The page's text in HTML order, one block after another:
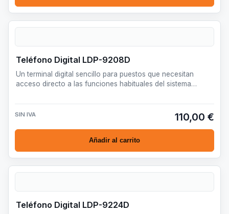
Teléfono Digital LDP-9208D
Un terminal digital sencillo para puestos que necesitan
acceso directo a las funciones habituales del sistema
SIN IVA 110,00 €
Añadir al carrito
Teléfono Digital LDP-9224D